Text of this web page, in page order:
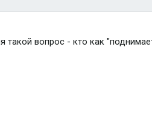
такой вопрос - кто как